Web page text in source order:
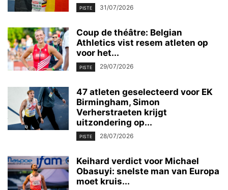
PISTE 31/07/2026
Coup de théâtre: Belgian
Athletics vist resem atleten op
voor het...
PISTE 29/07/2026
47 atleten geselecteerd voor EK
Birmingham, Simon
Verherstraeten krijgt
uitzondering op...
PISTE 28/07/2026
Keihard verdict voor Michael
Obasuyi: snelste man van Europa
moet kruis...